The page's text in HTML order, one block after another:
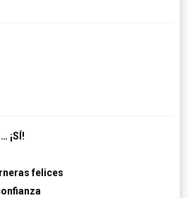
¡SÍ!
felices